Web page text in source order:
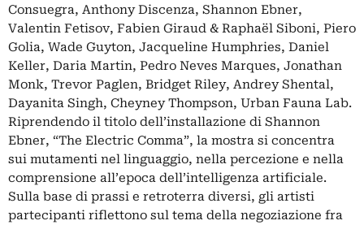
Consuegra, Anthony Discenza, Shannon Ebner,
Valentin Fetisov, Fabien Giraud & Raphaël Siboni, Piero
Golia, Wade Guyton, Jacqueline Humphries, Daniel
Keller, Daria Martin, Pedro Neves Marques, Jonathan
Monk, Trevor Paglen, Bridget Riley, Andrey Shental,
Dayanita Singh, Cheyney Thompson, Urban Fauna Lab.
Riprendendo il titolo dell’installazione di Shannon
Ebner, “The Electric Comma”, la mostra si concentra
sui mutamenti nel linguaggio, nella percezione e nella
comprensione all’epoca dell’intelligenza artificiale.
Sulla base di prassi e retroterra diversi, gli artisti
partecipanti riflettono sul tema della negoziazione fra